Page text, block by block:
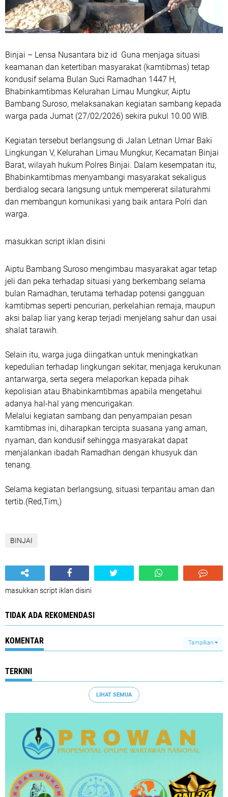
Binjai – Lensa Nusantara biz id Guna menjaga situasi
keamanan dan ketertiban masyarakat (kamtibmas) tetap
kondusif selama Bulan Suci Ramadhan 1447 H,
Bhabinkamtibmas Kelurahan Limau Mungkur, Aiptu
Bambang Suroso, melaksanakan kegiatan sambang kepada
warga pada Jumat (27/02/2026) sekira pukul 10.00 WIB.
Kegiatan tersebut berlangsung di Jalan Letnan Umar Baki
Lingkungan V, Kelurahan Limau Mungkur, Kecamatan Binjai
Barat, wilayah hukum Polres Binjai. Dalam kesempatan itu,
Bhabinkamtibmas menyambangi masyarakat sekaligus
berdialog secara langsung untuk mempererat silaturahmi
dan membangun komunikasi yang baik antara Polri dan
warga.
masukkan script iklan disini
Aiptu Bambang Suroso mengimbau masyarakat agar tetap
jeli dan peka terhadap situasi yang berkembang selama
bulan Ramadhan, terutama terhadap potensi gangguan
kamtibmas seperti pencurian, perkelahian remaja, maupun
aksi balap liar yang kerap terjadi menjelang sahur dan usai
shalat tarawih.
Selain itu, warga juga diingatkan untuk meningkatkan
kepedulian terhadap lingkungan sekitar, menjaga kerukunan
antarwarga, serta segera melaporkan kepada pihak
kepolisian atau Bhabinkamtibmas apabila mengetahui
adanya hal-hal yang mencurigakan.
Melalui kegiatan sambang dan penyampaian pesan
kamtibmas ini, diharapkan tercipta suasana yang aman,
nyaman, dan kondusif sehingga masyarakat dapat
menjalankan ibadah Ramadhan dengan khusyuk dan
tenang.
Selama kegiatan berlangsung, situasi terpantau aman dan
tertib.(Red,Tim,)
BINJAI
masukkan script iklan disini
TIDAK ADA REKOMENDASI
KOMENTAR Tampilkan
TERKINI
LIHAT SEMUA